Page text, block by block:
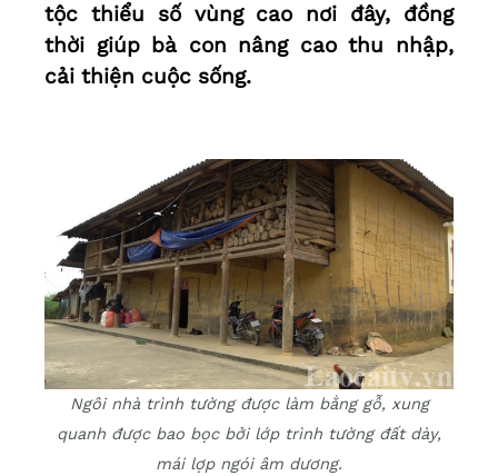
tộc thiểu số vùng cao nơi đây, đồng
thời giúp bà con nâng cao thu nhập,
cải thiện cuộc sống.
Ngôi nhà trình tường được làm bằng gỗ, xung
quanh được bao bọc bởi lớp trình tường đất dày,
mái lợp ngói âm dương.